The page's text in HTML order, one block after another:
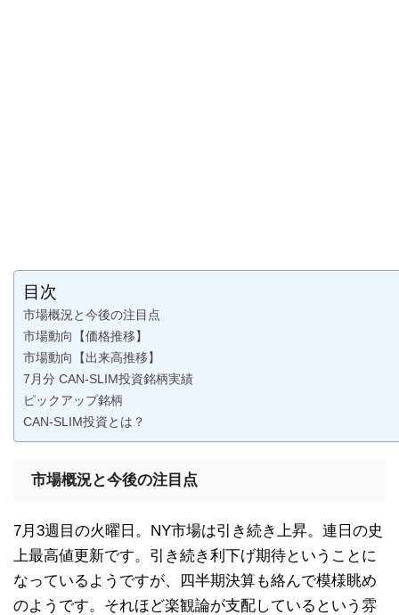
目次
市場概況と今後の注目点
市場動向【価格推移】
市場動向【出来高推移】
7月分 CAN-SLIM投資銘柄実績
ピックアップ銘柄
CAN-SLIM投資とは？
市場概況と今後の注目点
7月3週目の火曜日。NY市場は引き続き上昇。連日の史
上最高値更新です。引き続き利下げ期待ということに
なっているようですが、四半期決算も絡んで模様眺め
のようです。それほど楽観論が支配しているという雰